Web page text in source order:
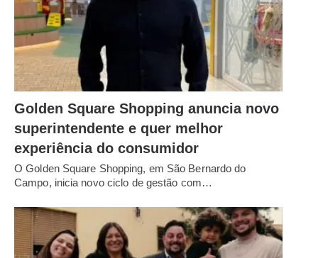
Golden Square Shopping anuncia novo
superintendente e quer melhor
experiência do consumidor
O Golden Square Shopping, em São Bernardo do
Campo, inicia novo ciclo de gestão com…